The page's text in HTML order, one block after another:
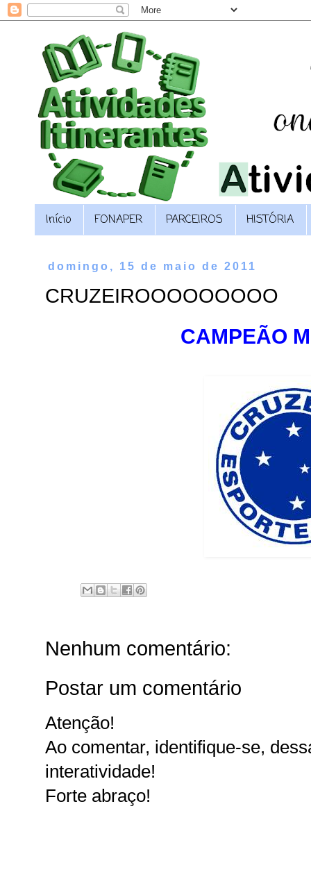
Início FONAPER PARCEIROS HISTÓRIA
domingo, 15 de maio de 2011
CRUZEIROOOOOOOOO
CAMPEÃO
Nenhum comentário:
Postar um comentário
Atenção!
Ao comentar, identifique-se,
interatividade!
Forte abraço!